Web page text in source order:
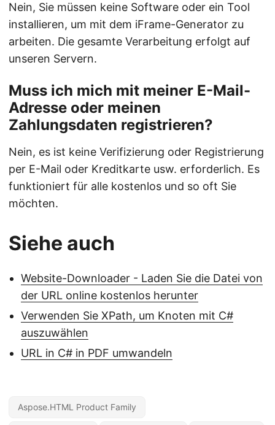
Nein, Sie müssen keine Software oder ein Tool
installieren, um mit dem iFrame-Generator zu
arbeiten. Die gesamte Verarbeitung erfolgt auf
unseren Servern.
Muss ich mich mit meiner E-Mail-
Adresse oder meinen
Zahlungsdaten registrieren?
Nein, es ist keine Verifizierung oder Registrierung
per E-Mail oder Kreditkarte usw. erforderlich. Es
funktioniert für alle kostenlos und so oft Sie
möchten.
Siehe auch
Website-Downloader - Laden Sie die Datei von
der URL online kostenlos herunter
Verwenden Sie XPath, um Knoten mit C#
auszuwählen
URL in C# in PDF umwandeln
Aspose.HTML Product Family